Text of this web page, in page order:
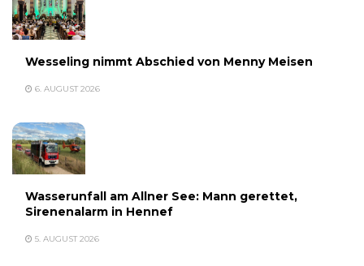
Wesseling nimmt Abschied von Menny Meisen
6. AUGUST 2026
Wasserunfall am Allner See: Mann gerettet,
Sirenenalarm in Hennef
5. AUGUST 2026